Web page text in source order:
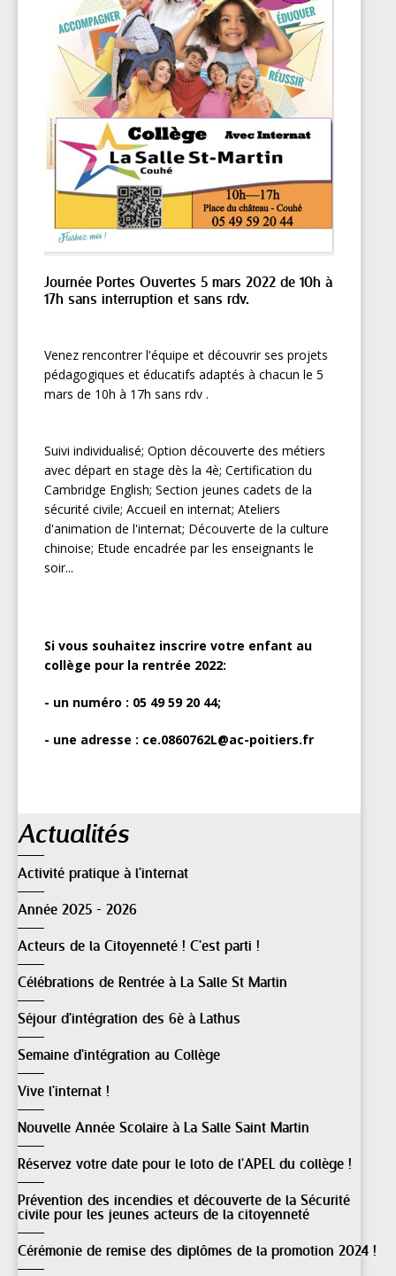
Journée Portes Ouvertes 5 mars 2022 de 10h à
17h sans interruption et sans rdv.
Venez rencontrer l'équipe et découvrir ses projets
pédagogiques et éducatifs adaptés à chacun le 5
mars de 10h à 17h sans rdv .
Suivi individualisé; Option découverte des métiers
avec départ en stage dès la 4è; Certification du
Cambridge English; Section jeunes cadets de la
sécurité civile; Accueil en internat; Ateliers
d'animation de l'internat; Découverte de la culture
chinoise; Etude encadrée par les enseignants le
soir...
Si vous souhaitez inscrire votre enfant au
collège pour la rentrée 2022:
- un numéro : 05 49 59 20 44;
- une adresse : ce.0860762L@ac-poitiers.fr
Actualités
Activité pratique à l'internat
Année 2025 - 2026
Acteurs de la Citoyenneté ! C'est parti !
Célébrations de Rentrée à La Salle St Martin
Séjour d'intégration des 6è à Lathus
Semaine d'intégration au Collège
Vive l'internat !
Nouvelle Année Scolaire à La Salle Saint Martin
Réservez votre date pour le loto de l'APEL du collège !
Prévention des incendies et découverte de la Sécurité
civile pour les jeunes acteurs de la citoyenneté
Cérémonie de remise des diplômes de la promotion 2024 !